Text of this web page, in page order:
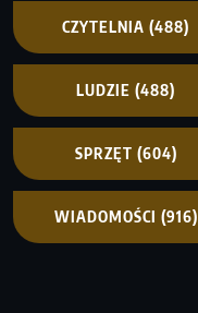
CZYTELNIA (488)
LUDZIE (488)
SPRZĘT (604)
WIADOMOŚCI (916)